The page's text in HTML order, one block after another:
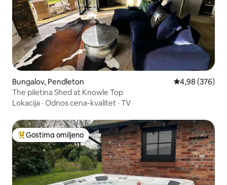
Bungalov, Pendleton Prosečna
4,98 (376)
The piletina Shed at Knowle Top
Lokacija · Odnos cena-kvalitet · TV
Najuspešniji među gostima omiljenim
Gostima omiljeno